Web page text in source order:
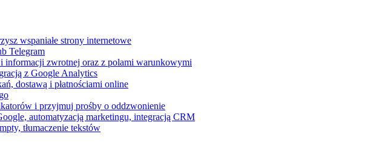
wspaniałe strony internetowe
Telegram
informacji zwrotnej oraz z polami warunkowymi
z Google Analytics
dostawą i płatnościami online
i przyjmuj prośby o oddzwonienie
automatyzacją marketingu, integracją CRM
tłumaczenie tekstów